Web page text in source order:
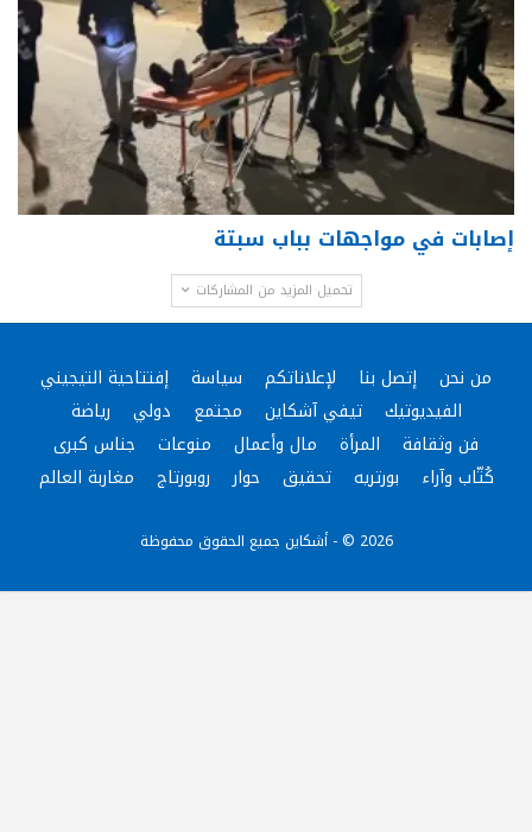
إصابات في مواجهات بباب سبتة
تحميل المزيد من المشاركات
من نحن إتصل بنا لإعلاناتكم سياسة
إفتتاحية التيجيني
الفيديوتيك
تيفي آشكاين مجتمع دولي
رياضة
فن وثقافة
المرأة مال وأعمال منوعات
جناس كبرى
كُتّاب وآراء
بورتريه تحقيق حوار روبورتاج مغاربة العالم
2026 © - أشكاين جميع الحقوق محفوظة